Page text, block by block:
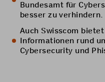
Bundesamt für
besser zu verhindern.
Auch Swisscom bietet
Informationen rund
Cybersecurity und